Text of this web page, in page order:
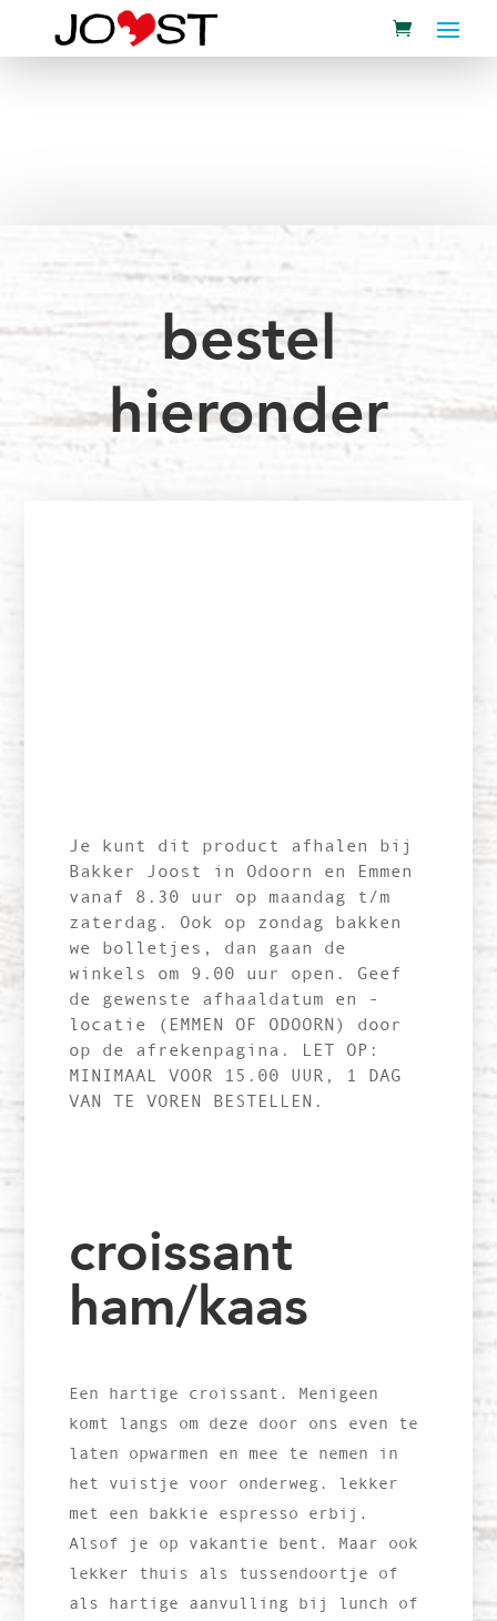
bestel
hieronder
Je kunt dit product afhalen bij
Bakker Joost in Odoorn en Emmen
vanaf 8.30 uur op maandag t/m
zaterdag. Ook op zondag bakken
we bolletjes, dan gaan de
winkels om 9.00 uur open. Geef
de gewenste afhaaldatum en -
locatie (EMMEN OF ODOORN) door
op de afrekenpagina. LET OP:
MINIMAAL VOOR 15.00 UUR, 1 DAG
VAN TE VOREN BESTELLEN.
croissant
ham/kaas
Een hartige croissant. Menigeen
komt langs om deze door ons even te
laten opwarmen en mee te nemen in
het vuistje voor onderweg. lekker
met een bakkie espresso erbij.
Alsof je op vakantie bent. Maar ook
lekker thuis als tussendoortje of
als hartige aanvulling bij lunch of